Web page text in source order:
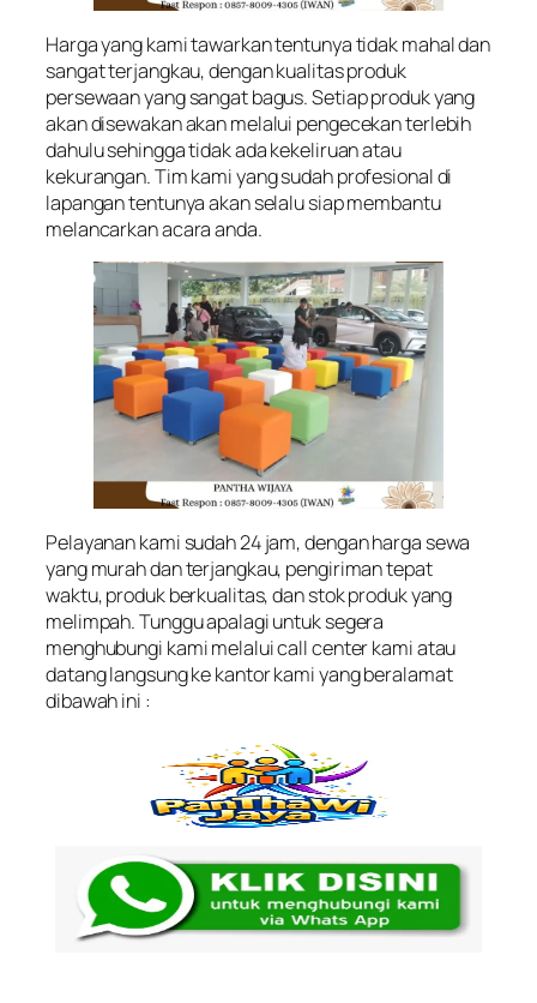
Harga yang kami tawarkan tentunya tidak mahal dan
sangat terjangkau, dengan kualitas produk
persewaan yang sangat bagus. Setiap produk yang
akan disewakan akan melalui pengecekan terlebih
dahulu sehingga tidak ada kekeliruan atau
kekurangan. Tim kami yang sudah profesional di
lapangan tentunya akan selalu siap membantu
melancarkan acara anda.
Pelayanan kami sudah 24 jam, dengan harga sewa
yang murah dan terjangkau, pengiriman tepat
waktu, produk berkualitas, dan stok produk yang
melimpah. Tunggu apalagi untuk segera
menghubungi kami melalui call center kami atau
datang langsung ke kantor kami yang beralamat
dibawah ini :